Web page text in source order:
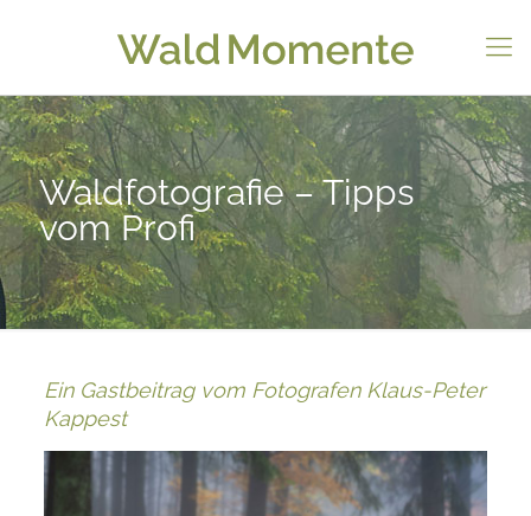
Waldfotografie – Tipps
vom Profi
Ein Gastbeitrag vom Fotografen Klaus-Peter
Kappest